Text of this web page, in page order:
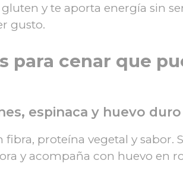
y te aporta energía sin
gusto.
para cenar que
espinaca y huevo duro
proteína vegetal y sabor.
y acompaña con huevo en